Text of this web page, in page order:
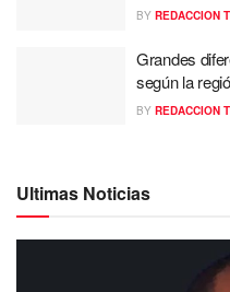
BY REDACCION
Grandes
según la
BY REDACCION
Ultimas Noticias